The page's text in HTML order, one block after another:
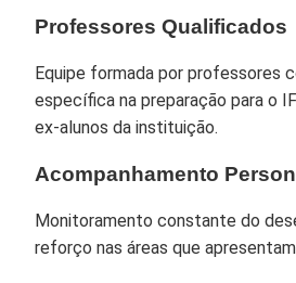
Professores Qualificados
Equipe formada por professores
específica na preparação para o
ex-alunos da instituição.
Acompanhamento
Monitoramento constante do
reforço nas áreas que